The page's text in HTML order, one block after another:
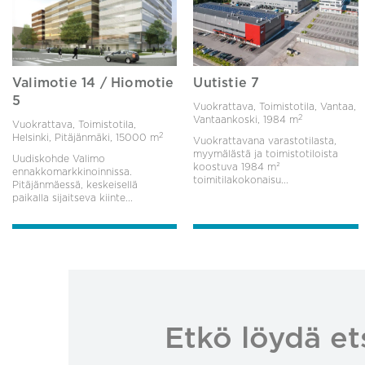
Valimotie 14 / Hiomotie
5
Vuokrattava, Toimistotila,
Helsinki, Pitäjänmäki, 15000 m2
Uudiskohde Valimo
ennakkomarkkinoinnissa.
Pitäjänmäessä, keskeisellä
paikalla sijaitseva kiinte...
Uutistie 7
Vuokrattava, Toimistotila, Vantaa,
Vantaankoski,1984 m2
Vuokrattavana varastotilasta,
myymälästä ja toimistotiloista
koostuva 1984 m²
toimitilakokonaisu...
Etkö löydä